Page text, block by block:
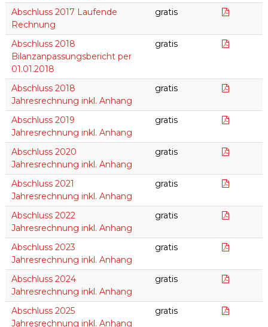
Abschluss 2017 Laufende
Rechnung
gratis
Abschluss 2018
Bilanzanpassungsbericht per
01.01.2018
gratis
Abschluss 2018
Jahresrechnung inkl. Anhang
gratis
Abschluss 2019
Jahresrechnung inkl. Anhang
gratis
Abschluss 2020
Jahresrechnung inkl. Anhang
gratis
Abschluss 2021
Jahresrechnung inkl. Anhang
gratis
Abschluss 2022
Jahresrechnung inkl. Anhang
gratis
Abschluss 2023
Jahresrechnung inkl. Anhang
gratis
Abschluss 2024
Jahresrechnung inkl. Anhang
gratis
Abschluss 2025
Jahresrechnung inkl. Anhang
gratis